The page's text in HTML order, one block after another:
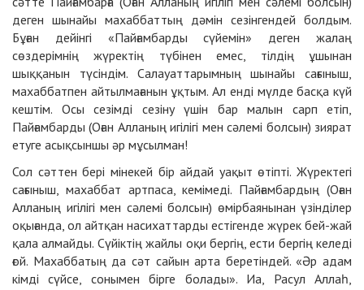
деген шынайы махаббаттың дәмін сезінгендей болдым.
Бұған дейінгі «Пайғамбарды сүйемін» деген жалаң
сөздерімнің жүректің түбінен емес, тілдің ұшынан
шыққанын түсіндім. Салауаттарымның шынайы сағыныш,
махаббатпен айтылмағанын ұқтым. Ал енді мүлде басқа күй
кештім. Осы сезімді сезіну үшін бар малын сарп етіп,
Пайғамбарды (Оған Алланың игілігі мен сәлемі болсын) зиярат
етуге асықсыншы әр мұсылман!
Сол сәттен бері мінекей бір айдай уақыт өтіпті. Жүректегі
сағыныш, махаббат артпаса, кемімеді. Пайғамбардың (Оған
Алланың игілігі мен сәлемі болсын) өмірбаянынан үзінділер
оқығанда, ол айтқан насихаттарды естігенде жүрек бей-жай
қала алмайды. Сүйіктің жайлы оқи бергің, ести бергің келеді
ғой. Махаббатың да сәт сайын арта беретіндей. «Әр адам
кімді сүйсе, сонымен бірге болады». Иа, Расул Аллаһ,